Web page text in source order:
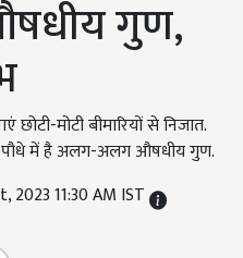
गुण,
मोटी बीमारियों से निजात.
पौधे में है अलग-अलग औषधीय गुण.
2023 11:30 AM IST